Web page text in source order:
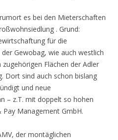
es bei den Mieterschaften
. Grund:
für die
Gewobag, wie auch westlich
Flächen der Adler
Dort sind auch schon bislang
und neue
– z.T. mit doppelt so hohen
Management GmbH.
der montäglichen